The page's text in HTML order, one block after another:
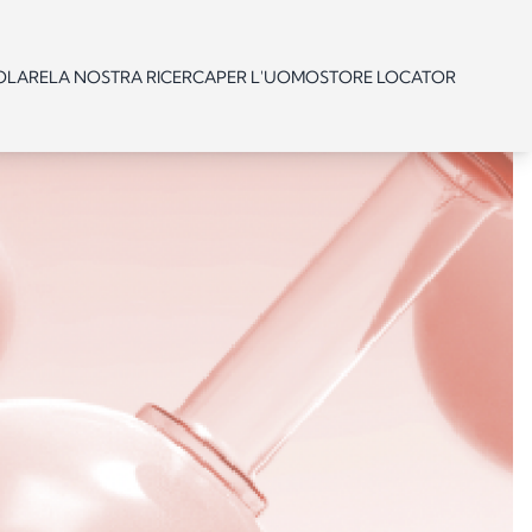
LA NOSTRA RICERCAPER L'UOMOSTORE LOCATOR